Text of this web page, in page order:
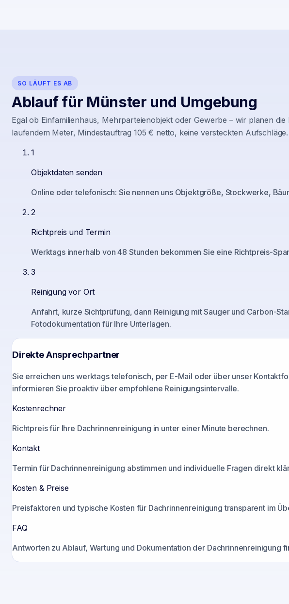
SO LÄUFT ES AB
Ablauf für Münster und Umgebung
Egal ob Einfamilienhaus, Mehrparteienobjekt oder Gewerbe – wir planen
laufendem Meter, Mindestauftrag 105 € netto, keine versteckten Aufschläge.
1
Objektdaten senden
Online oder telefonisch: Sie nennen uns Objektgröße, Stockwerke,
2
Richtpreis und Termin
Werktags innerhalb von 48 Stunden bekommen Sie eine Richtpreis-
3
Reinigung vor Ort
Anfahrt, kurze Sichtprüfung, dann Reinigung mit Sauger und Carbon-
Fotodokumentation für Ihre Unterlagen.
Direkte Ansprechpartner
Sie erreichen uns werktags telefonisch, per E-Mail oder über unser
informieren Sie proaktiv über empfohlene Reinigungsintervalle.
Kostenrechner
Richtpreis für Ihre Dachrinnenreinigung in unter einer Minute berechnen.
Kontakt
Termin für Dachrinnenreinigung abstimmen und individuelle Fragen direkt
Kosten & Preise
Preisfaktoren und typische Kosten für Dachrinnenreinigung transparent im
FAQ
Antworten zu Ablauf, Wartung und Dokumentation der Dachrinnenreinigung